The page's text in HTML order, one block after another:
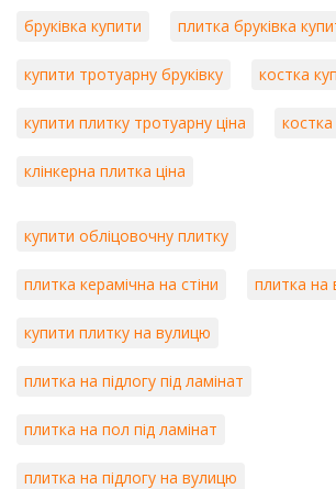
бруківка купити плитка бруківка
купити тротуарну бруківку костка
купити плитку тротуарну ціна
клінкерна плитка ціна
купити обліцовочну плитку
плитка керамічна на стіни плитка на
купити плитку на вулицю
плитка на підлогу під ламінат
плитка на пол під ламінат
плитка на підлогу на вулицю